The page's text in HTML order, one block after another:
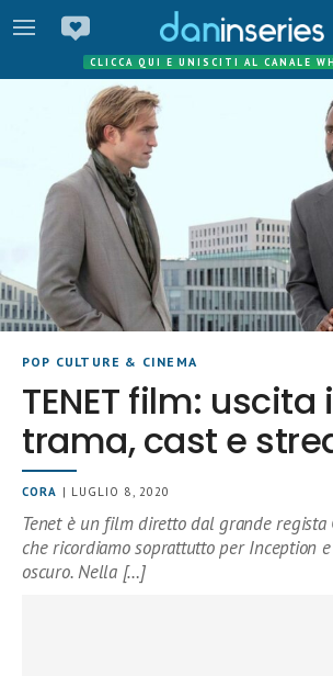
CLICCA QUI E UNISCITI AL CANALE
POP CULTURE & CINEMA
TENET film: uscita
trama, cast e
CORA | LUGLIO 8, 2020
Tenet è un film diretto dal grande regista
che ricordiamo soprattutto per Inception
oscuro. Nella […]